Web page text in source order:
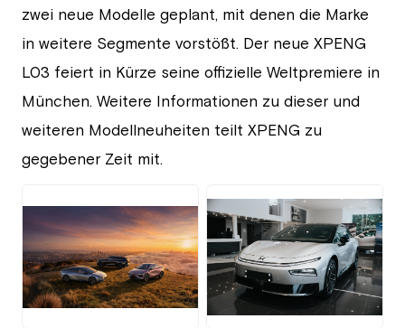
zwei neue Modelle geplant, mit denen die Marke
in weitere Segmente vorstößt. Der neue XPENG
L03 feiert in Kürze seine offizielle Weltpremiere in
München. Weitere Informationen zu dieser und
weiteren Modellneuheiten teilt XPENG zu
gegebener Zeit mit.
JPG JPG